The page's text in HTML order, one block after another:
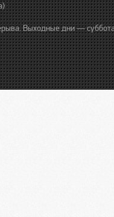
Выходные дни —